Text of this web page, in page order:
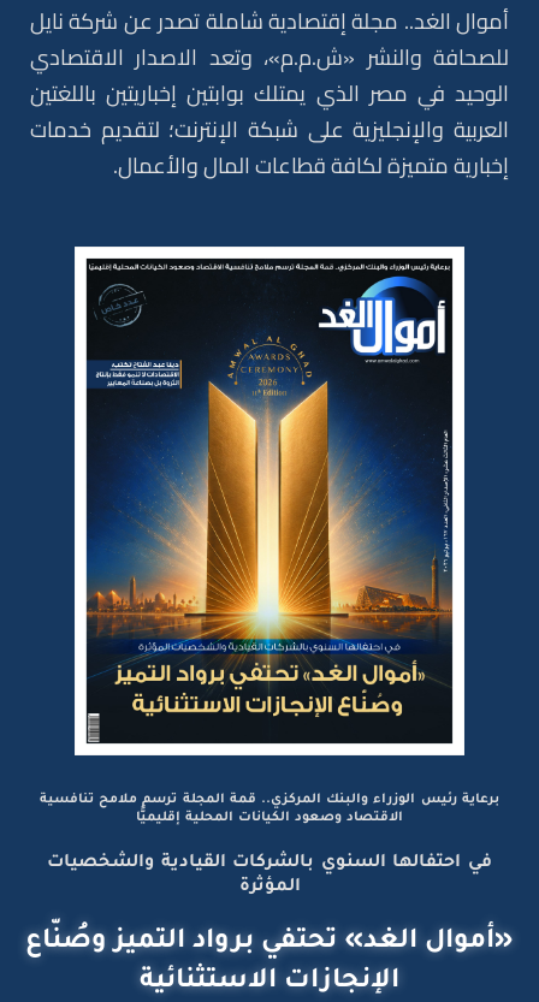
أموال الغد.. مجلة إقتصادية شاملة تصدر عن شركة نايل
للصحافة والنشر «ش.م.م»، وتعد الاصدار الاقتصادي
الوحيد في مصر الذي يمتلك بوابتين إخباريتين باللغتين
العربية والإنجليزية على شبكة الإنترنت؛ لتقديم خدمات
إخبارية متميزة لكافة قطاعات المال والأعمال.
برعاية رئيس الوزراء والبنك المركزي.. قمة المجلة ترسم ملامح تنافسية
الاقتصاد وصعود الكيانات المحلية إقليميًّا
في احتفالها السنوي بالشركات القيادية والشخصيات
المؤثرة
«أموال الغد» تحتفي برواد التميز وصُنّاع
الإنجازات الاستثنائية